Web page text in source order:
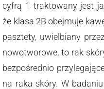
cyfrą 1 traktowany jest
że klasa 2B obejmuje
pasztety, uwielbiany
nowotworowe, to rak
bezpośrednio
na raka skóry. W